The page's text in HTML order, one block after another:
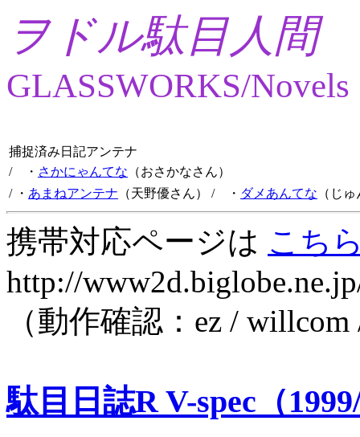
ヲドル駄目人間
GLASSWORKS/Novels
捕捉済み日記アンテナ
/ ・ さかにゃんてな （おさかなさん）
/ ・ あまねアンテナ （天野優さん） / ・ ダメあんてな （じ
携帯対応ページは こち
http://
（動作確認：ez /
駄目日誌R V-spec（